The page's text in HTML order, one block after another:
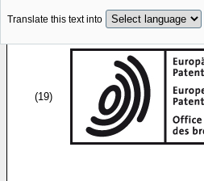
Translate this text into
(19)